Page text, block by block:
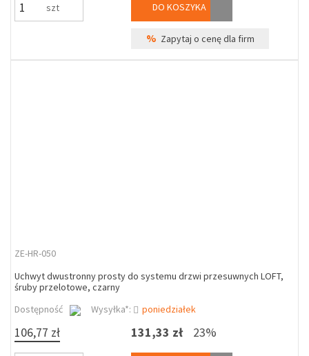
szt DO KOSZYKA
% Zapytaj o cenę dla firm
ZE-HR-050
Uchwyt dwustronny prosty do systemu drzwi przesuwnych LOFT,
śruby przelotowe, czarny
Dostępność
Wysyłka*: poniedziałek
106,77 zł 131,33 zł 23%